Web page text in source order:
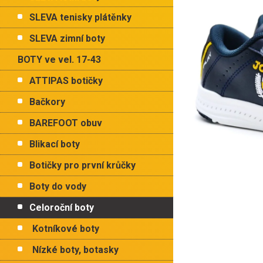
n
l
SLEVA tenisky plátěnky
SLEVA zimní boty
BOTY ve vel. 17-43
ATTIPAS botičky
Bačkory
BAREFOOT obuv
Blikací boty
Botičky pro první krůčky
Boty do vody
Celoroční boty
Kotníkové boty
Nízké boty, botasky